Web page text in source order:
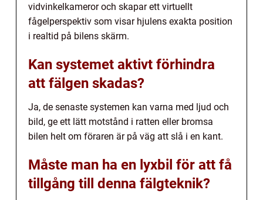
vidvinkelkameror och skapar ett virtuellt
fågelperspektiv som visar hjulens exakta position
i realtid på bilens skärm.
Kan systemet aktivt förhindra
att fälgen skadas?
Ja, de senaste systemen kan varna med ljud och
bild, ge ett lätt motstånd i ratten eller bromsa
bilen helt om föraren är på väg att slå i en kant.
Måste man ha en lyxbil för att få
tillgång till denna fälgteknik?